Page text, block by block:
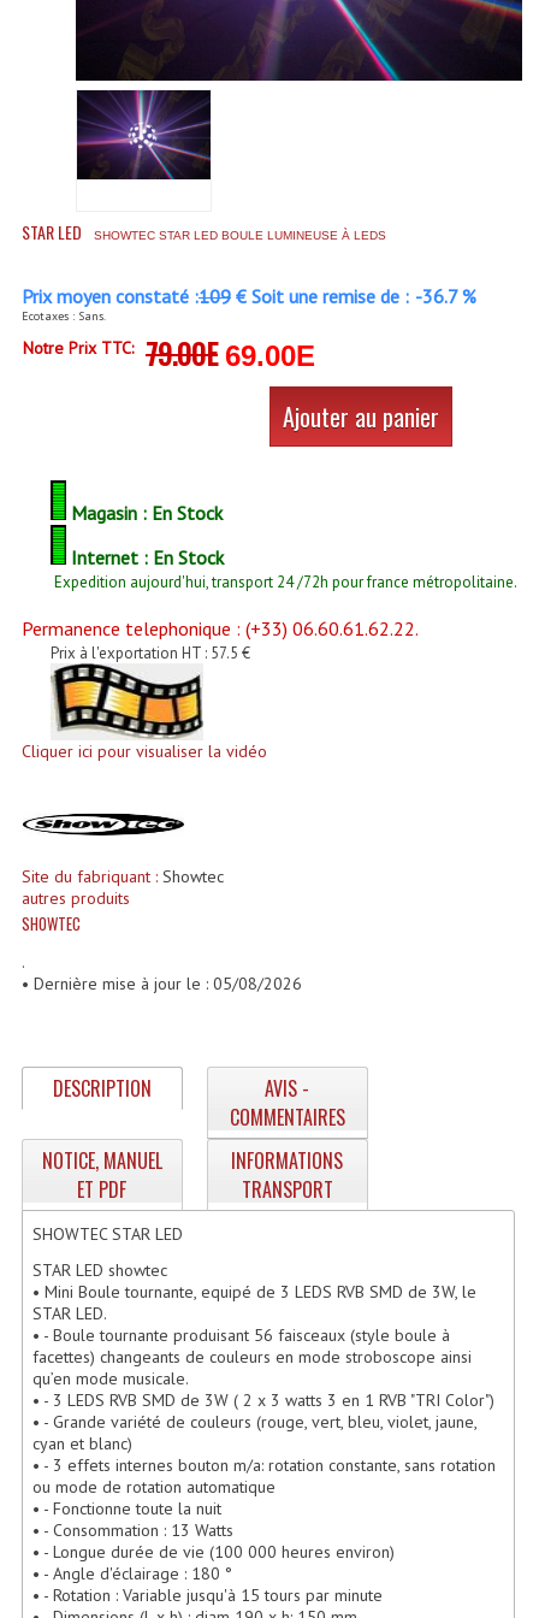
Accessoires Enceintes
Accessoires Micro, Pieds De Régie
Amplificateurs
Amplificateurs Multi-Canaux
Casques Stéréo
Egaliseur Egaliseurs
Enceintes Et Caissons Basses
Enceintes Amplifiées Actives
Enceintes, Système Amplifiés
Enceintes Passives Sono
Enceintes (Ecoutes De Studio)
Enceintes Hifi
Enceintes Monitoring
Filtres Actifs, Correcteurs
Haut-Parleurs Moteurs Tweeters Filtres
Haut Parleurs Sono
Filtres Passifs
Haut-Parleurs Amplis Guitare
Tweeters Pour Enceintes
Lecteurs Audio & Sources
Platines Disque Vinyles
STAR LED SHOWTEC STAR LED BOULE LUMINEUSE À LEDS
Prix moyen constaté :109€ Soit une remise de : -36.7 %
Ecotaxes : Sans.
Notre Prix TTC: 79.00E 69.00E
Ajouter au panier
Magasin : En Stock
Internet : En Stock
Expedition aujourd'hui, transport 24 /72h pour france métropolitaine.
Permanence telephonique : (+33) 06.60.61.62.22.
Prix à l'exportation HT : 57.5 €
Cliquer ici pour visualiser la vidéo
Site du fabriquant :Showtec
autres produits
SHOWTEC
.
• Dernière mise à jour le : 05/08/2026
DESCRIPTION
AVIS -
COMMENTAIRES
NOTICE, MANUEL
ET PDF
INFORMATIONS
TRANSPORT
SHOWTEC STAR LED
STAR LED showtec
• Mini Boule tournante, equipé de 3 LEDS RVB SMD de 3W, le
STAR LED.
• - Boule tournante produisant 56 faisceaux (style boule à
facettes) changeants de couleurs en mode stroboscope ainsi
qu’en mode musicale.
• - 3 LEDS RVB SMD de 3W ( 2 x 3 watts 3 en 1 RVB "TRI Color")
• - Grande variété de couleurs (rouge, vert, bleu, violet, jaune,
cyan et blanc)
• - 3 effets internes bouton m/a: rotation constante, sans rotation
ou mode de rotation automatique
• - Fonctionne toute la nuit
• - Consommation : 13 Watts
• - Longue durée de vie (100 000 heures environ)
• - Angle d'éclairage : 180 °
• - Rotation : Variable jusqu'à 15 tours par minute